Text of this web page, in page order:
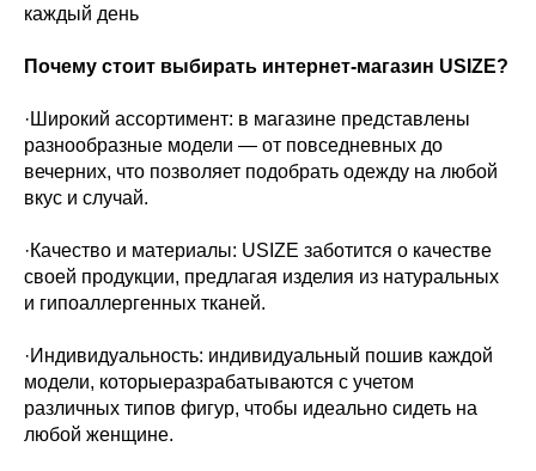
каждый день
Почему стоит выбирать интернет-магазин USIZE?
·Широкий ассортимент: в магазине представлены
разнообразные модели — от повседневных до
вечерних, что позволяет подобрать одежду на любой
вкус и случай.
·Качество и материалы: USIZE заботится о качестве
своей продукции, предлагая изделия из натуральных
и гипоаллергенных тканей.
·Индивидуальность: индивидуальный пошив каждой
модели, которыеразрабатываются с учетом
различных типов фигур, чтобы идеально сидеть на
любой женщине.